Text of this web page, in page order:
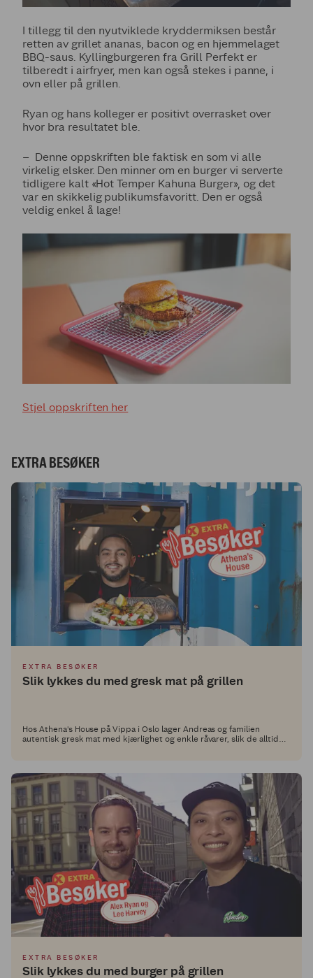
I tillegg til den nyutviklede kryddermiksen består
retten av grillet ananas, bacon og en hjemmelaget
BBQ-saus. Kyllingburgeren fra Grill Perfekt er
tilberedt i airfryer, men kan også stekes i panne, i
ovn eller på grillen.
Ryan og hans kolleger er positivt overrasket over
hvor bra resultatet ble.
– Denne oppskriften ble faktisk en som vi alle
virkelig elsker. Den minner om en burger vi serverte
tidligere kalt «Hot Temper Kahuna Burger», og det
var en skikkelig publikumsfavoritt. Den er også
veldig enkel å lage!
Stjel oppskriften her
EXTRA BESØKER
EXTRA BESØKER
Slik lykkes du med gresk mat på grillen
Hos Athena's House på Vippa i Oslo lager Andreas og familien
autentisk gresk mat med kjærlighet og enkle råvarer, slik de alltid
EXTRA BESØKER
Slik lykkes du med burger på grillen